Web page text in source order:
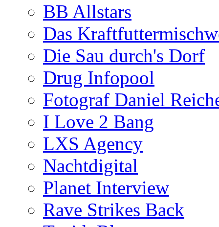
BB Allstars
Das
Die Sau durch's Dorf
Drug Infopool
Fotograf Daniel
I Love 2 Bang
LXS Agency
Nachtdigital
Planet Interview
Rave Strikes Back